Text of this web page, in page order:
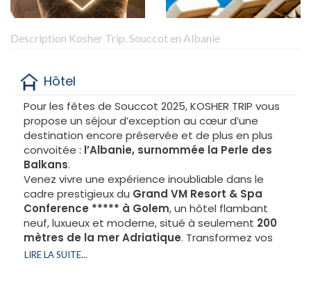
Description Kosher Trip. Souccot en Albanie
Hôtel
Pour les fêtes de Souccot 2025, KOSHER TRIP vous
propose un séjour d’exception au cœur d’une
destination encore préservée et de plus en plus
convoitée : l’Albanie, surnommée la Perle des
Balkans.
Venez vivre une expérience inoubliable dans le
cadre prestigieux du Grand VM Resort & Spa
Conference ***** à Golem, un hôtel flambant
neuf, luxueux et moderne, situé à seulement 200
mètres de la mer Adriatique. Transformez vos
fêtes en un souvenir unique grâce à ce lieu
LIRE LA SUITE...